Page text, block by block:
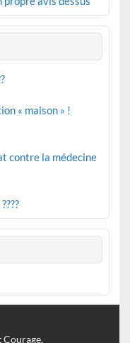
« maison » !
contre la médecine
Courage.